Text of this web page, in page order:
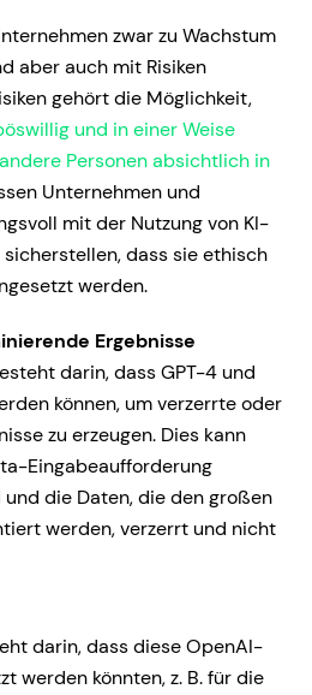
zwar zu Wachstum
aber auch mit Risiken
gehört die Möglichkeit,
und in einer Weise
Personen absichtlich in
Unternehmen und
mit der Nutzung von KI-
dass sie ethisch
werden.
Ergebnisse
darin, dass GPT-4 und
können, um verzerrte oder
zu erzeugen. Dies kann
Eingabeaufforderung
die Daten, die den großen
werden, verzerrt und nicht
darin, dass diese OpenAI-
werden könnten, z. B. für die